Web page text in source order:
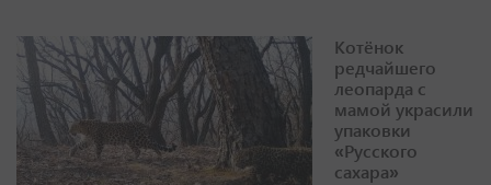
Котёнок
редчайшего
леопарда с
мамой украсили
упаковки
«Русского
сахара»